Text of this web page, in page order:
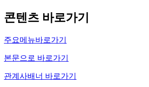
콘텐츠 바로가기
주요메뉴바로가기
본문으로 바로가기
관계사배너 바로가기